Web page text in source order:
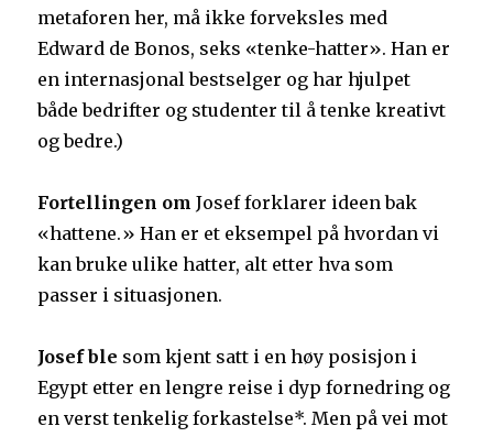
metaforen her, må ikke forveksles med
Edward de Bonos, seks «tenke-hatter». Han er
en internasjonal bestselger og har hjulpet
både bedrifter og studenter til å tenke kreativt
og bedre.)
Fortellingen omJosef forklarer ideen bak
«hattene.» Han er et eksempel på hvordan vi
kan bruke ulike hatter, alt etter hva som
passer i situasjonen.
Josef ble som kjent satt i en høy posisjon i
Egypt etter en lengre reise i dyp fornedring og
en verst tenkelig forkastelse*. Men på vei mot